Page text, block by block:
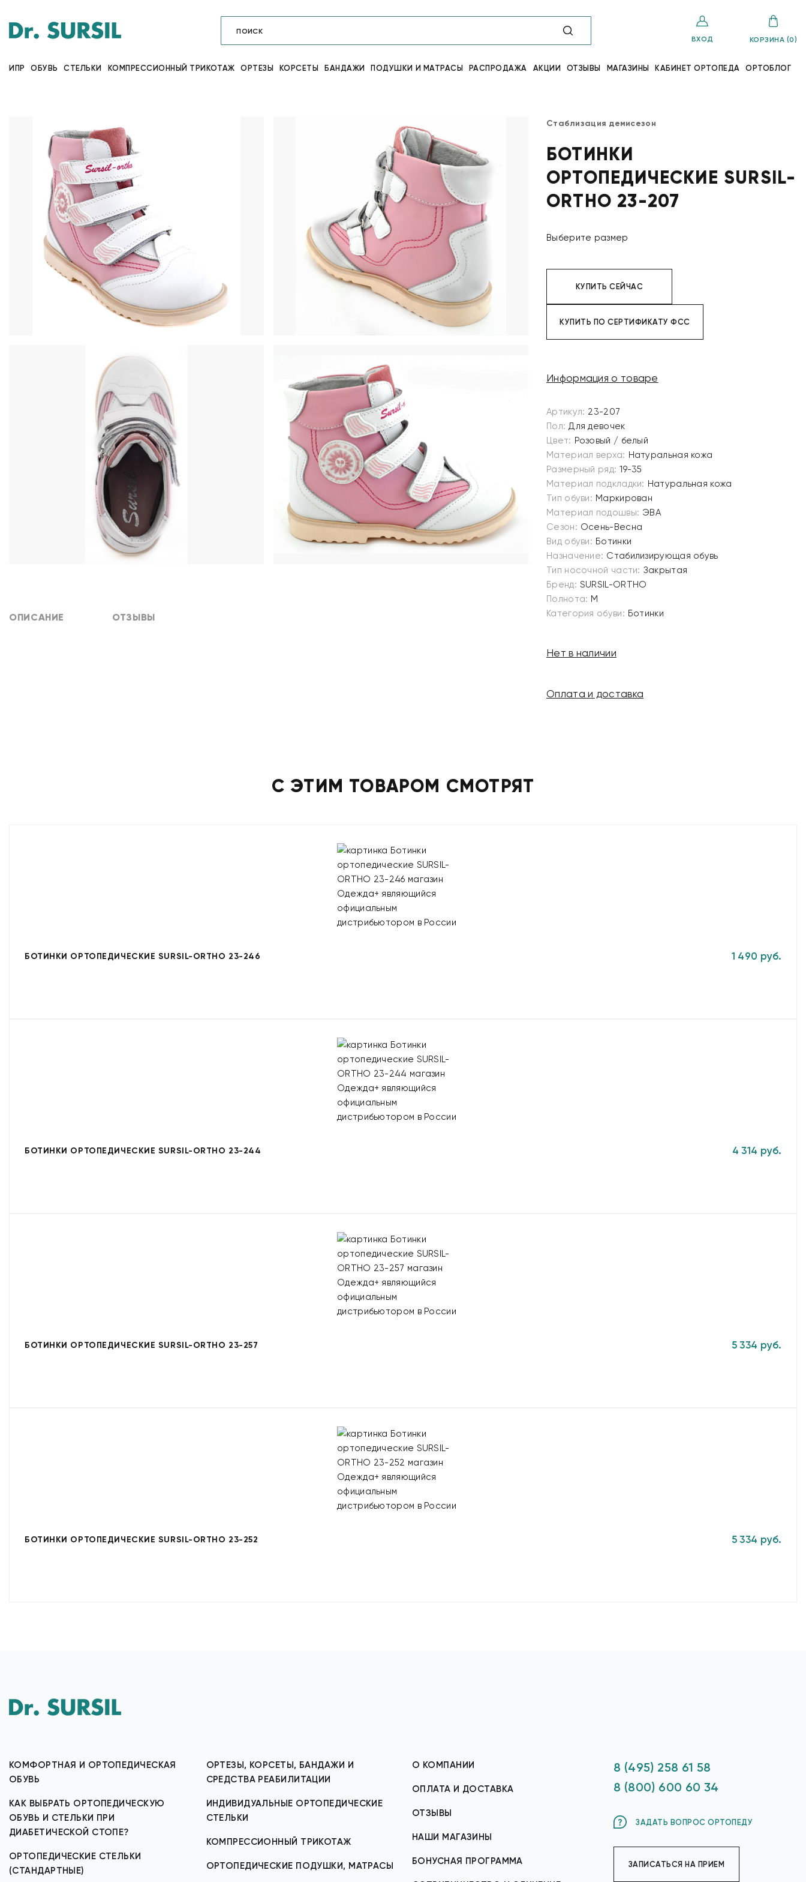
ВХОД КОРЗИНА (0)
ИПР ОБУВЬ СТЕЛЬКИ КОМПРЕССИОННЫЙ ТРИКОТАЖ ОРТЕЗЫ КОРСЕТЫ БАНДАЖИ ПОДУШКИ И МАТРАСЫ РАСПРОДАЖА АКЦИИ ОТЗЫВЫ МАГАЗИНЫ КАБИНЕТ ОРТОПЕДА ОРТОБЛОГ
ОПИСАНИЕ ОТЗЫВЫ
Стаблизация демисезон
БОТИНКИ
ОРТОПЕДИЧЕСКИЕ SURSIL-
ORTHO 23-207
Выберите размер
КУПИТЬ СЕЙЧАС
КУПИТЬ ПО СЕРТИФИКАТУ ФСС
Информация о товаре
Артикул: 23-207
Пол: Для девочек
Цвет: Розовый / белый
Материал верха: Натуральная кожа
Размерный ряд: 19-35
Материал подкладки: Натуральная кожа
Тип обуви: Маркирован
Материал подошвы: ЭВА
Сезон: Осень-Весна
Вид обуви: Ботинки
Назначение: Стабилизирующая обувь
Тип носочной части: Закрытая
Бренд: SURSIL-ORTHO
Полнота: M
Категория обуви: Ботинки
Нет в наличии
Оплата и доставка
С ЭТИМ ТОВАРОМ СМОТРЯТ
БОТИНКИ ОРТОПЕДИЧЕСКИЕ SURSIL-ORTHO 23-246 1 490 руб.
БОТИНКИ ОРТОПЕДИЧЕСКИЕ SURSIL-ORTHO 23-244 4 314 руб.
БОТИНКИ ОРТОПЕДИЧЕСКИЕ SURSIL-ORTHO 23-257 5 334 руб.
БОТИНКИ ОРТОПЕДИЧЕСКИЕ SURSIL-ORTHO 23-252 5 334 руб.
КОМФОРТНАЯ И ОРТОПЕДИЧЕСКАЯ
ОБУВЬ
КАК ВЫБРАТЬ ОРТОПЕДИЧЕСКУЮ
ОБУВЬ И СТЕЛЬКИ ПРИ
ДИАБЕТИЧЕСКОЙ СТОПЕ?
ОРТОПЕДИЧЕСКИЕ СТЕЛЬКИ
(СТАНДАРТНЫЕ)
ОРТЕЗЫ, КОРСЕТЫ, БАНДАЖИ И
СРЕДСТВА РЕАБИЛИТАЦИИ
ИНДИВИДУАЛЬНЫЕ ОРТОПЕДИЧЕСКИЕ
СТЕЛЬКИ
КОМПРЕССИОННЫЙ ТРИКОТАЖ
ОРТОПЕДИЧЕСКИЕ ПОДУШКИ, МАТРАСЫ
О КОМПАНИИ
ОПЛАТА И ДОСТАВКА
ОТЗЫВЫ
НАШИ МАГАЗИНЫ
БОНУСНАЯ ПРОГРАММА
8 (495) 258 61 58
8 (800) 600 60 34
ЗАДАТЬ ВОПРОС ОРТОПЕДУ
ЗАПИСАТЬСЯ НА ПРИЕМ